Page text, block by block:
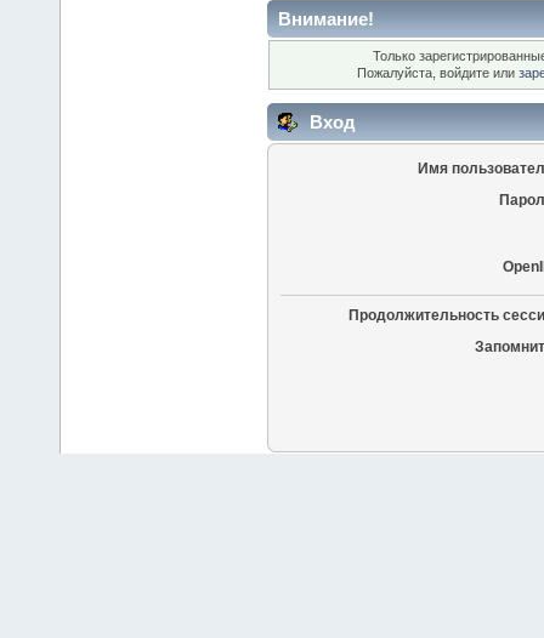
Внимание!
Только
Пожалуйста, войдите или
Вход
Имя
Продолжительность